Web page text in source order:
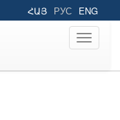
ՀԱՅ РУС ENG
Toggle